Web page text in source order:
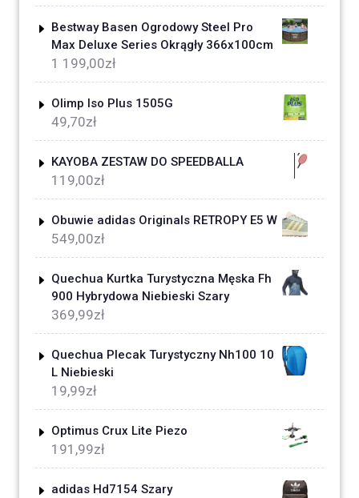
Bestway Basen Ogrodowy Steel Pro
Max Deluxe Series Okrągły 366x100cm
1 199,00zł
Olimp Iso Plus 1505G
49,70zł
KAYOBA ZESTAW DO SPEEDBALLA
119,00zł
Obuwie adidas Originals RETROPY E5 W
549,00zł
Quechua Kurtka Turystyczna Męska Fh
900 Hybrydowa Niebieski Szary
369,99zł
Quechua Plecak Turystyczny Nh100 10
L Niebieski
19,99zł
Optimus Crux Lite Piezo
191,99zł
adidas Hd7154 Szary